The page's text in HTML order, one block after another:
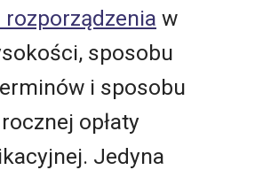
w
sposobu
i sposobu
opłaty
Jedyna